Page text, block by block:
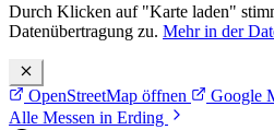
Durch Klicken auf "Karte laden"
Datenübertragung zu. Mehr in der
OpenStreetMap öffnen
Google
Alle Messen in Erding